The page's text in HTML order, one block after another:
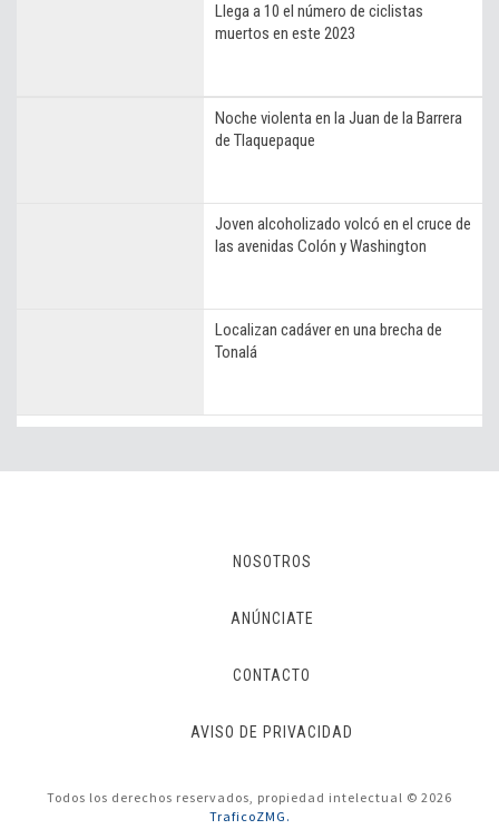
Llega a 10 el número de ciclistas
muertos en este 2023
Noche violenta en la Juan de la Barrera
de Tlaquepaque
Joven alcoholizado volcó en el cruce de
las avenidas Colón y Washington
Localizan cadáver en una brecha de
Tonalá
NOSOTROS
ANÚNCIATE
CONTACTO
AVISO DE PRIVACIDAD
Todos los derechos reservados, propiedad intelectual © 2026
TraficoZMG.